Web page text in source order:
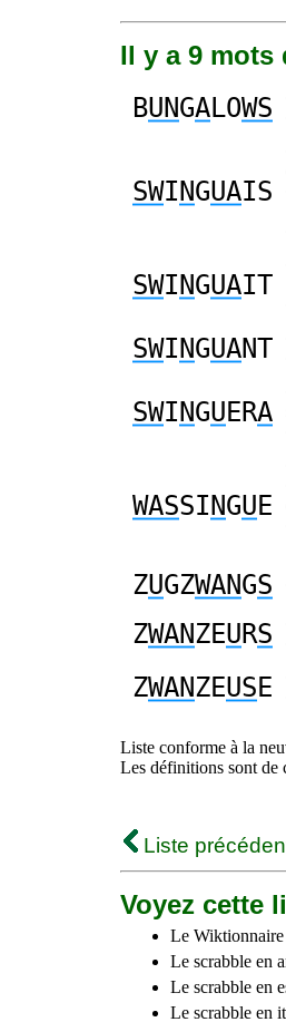
Il y a 9 mots
BUNGALOWS
SWI NGUAIS
SWI NGUAIT
SWI NGUANT
SWI NGUERA
WASSI NGUE
ZUGZWANGS
ZWANZEURS
ZWANZEUSE
Liste conforme à la
Les définitions sont de
Liste
Voyez cette
Le Wiktionnaire
Le scrabble en
Le scrabble en
Le scrabble en